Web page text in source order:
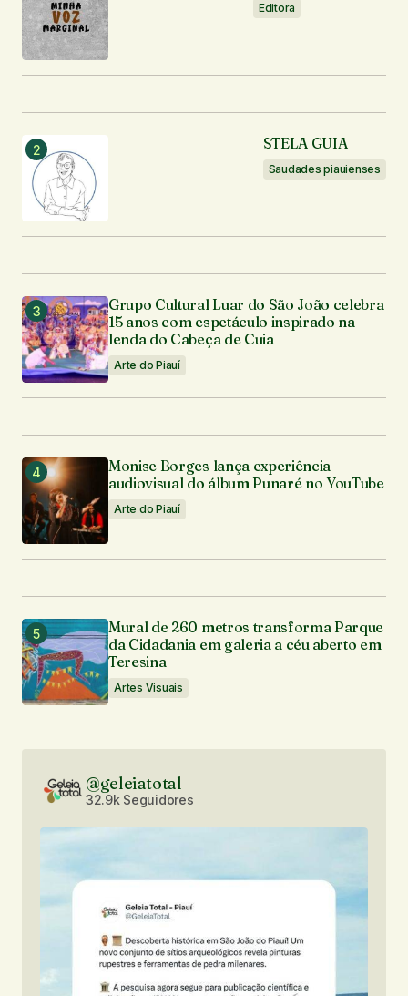
Editora
STELA GUIA
Saudades piauienses
Grupo Cultural Luar do São João celebra
15 anos com espetáculo inspirado na
lenda do Cabeça de Cuia
Arte do Piauí
Monise Borges lança experiência
audiovisual do álbum Punaré no YouTube
Arte do Piauí
Mural de 260 metros transforma Parque
da Cidadania em galeria a céu aberto em
Teresina
Artes Visuais
@geleiatotal
32.9k Seguidores